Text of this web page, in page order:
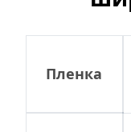
Пленка